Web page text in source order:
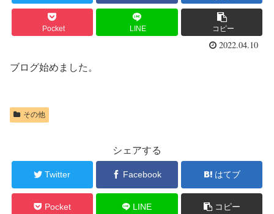
Pocket LINE コピー
2022.04.10
ブログ始めました。
その他
シェアする
Twitter Facebook はてブ
Pocket LINE コピー